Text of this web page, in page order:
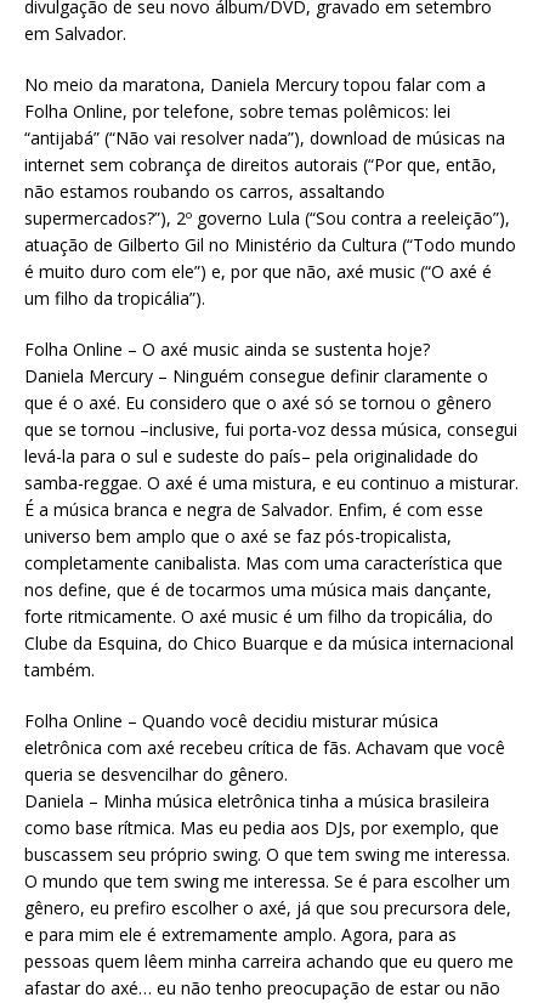
divulgação de seu novo álbum/DVD, gravado em setembro
em Salvador.
No meio da maratona, Daniela Mercury topou falar com a
Folha Online, por telefone, sobre temas polêmicos: lei
“antijabá” (“Não vai resolver nada”), download de músicas na
internet sem cobrança de direitos autorais (“Por que, então,
não estamos roubando os carros, assaltando
supermercados?”), 2º governo Lula (“Sou contra a reeleição”),
atuação de Gilberto Gil no Ministério da Cultura (“Todo mundo
é muito duro com ele”) e, por que não, axé music (“O axé é
um filho da tropicália”).
Folha Online – O axé music ainda se sustenta hoje?
Daniela Mercury – Ninguém consegue definir claramente o
que é o axé. Eu considero que o axé só se tornou o gênero
que se tornou –inclusive, fui porta-voz dessa música, consegui
levá-la para o sul e sudeste do país– pela originalidade do
samba-reggae. O axé é uma mistura, e eu continuo a misturar.
É a música branca e negra de Salvador. Enfim, é com esse
universo bem amplo que o axé se faz pós-tropicalista,
completamente canibalista. Mas com uma característica que
nos define, que é de tocarmos uma música mais dançante,
forte ritmicamente. O axé music é um filho da tropicália, do
Clube da Esquina, do Chico Buarque e da música internacional
também.
Folha Online – Quando você decidiu misturar música
eletrônica com axé recebeu crítica de fãs. Achavam que você
queria se desvencilhar do gênero.
Daniela – Minha música eletrônica tinha a música brasileira
como base rítmica. Mas eu pedia aos DJs, por exemplo, que
buscassem seu próprio swing. O que tem swing me interessa.
O mundo que tem swing me interessa. Se é para escolher um
gênero, eu prefiro escolher o axé, já que sou precursora dele,
e para mim ele é extremamente amplo. Agora, para as
pessoas quem lêem minha carreira achando que eu quero me
afastar do axé… eu não tenho preocupação de estar ou não